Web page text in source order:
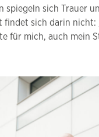
spiegeln sich Trauer
findet sich darin nicht:
für mich, auch mein